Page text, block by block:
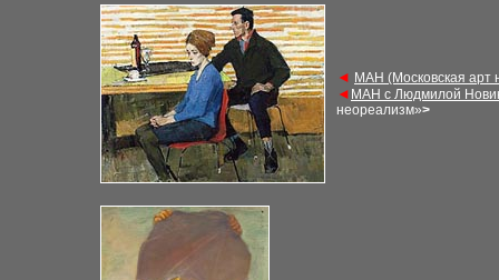
◄ МАН (Московская арт
◄ МАН с Людмилой
неореализм»>